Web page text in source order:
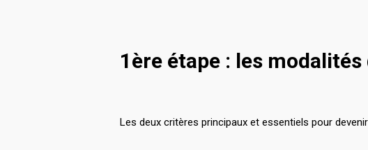
1ère étape : les
Les deux critères principaux et essentiels pour